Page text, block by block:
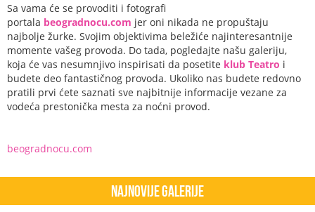
Sa vama će se provoditi i fotografi
portala beogradnocu.com jer oni nikada ne propuštaju
najbolje žurke. Svojim objektivima beležiće najinteresantnije
momente vašeg provoda. Do tada, pogledajte našu galeriju,
koja će vas nesumnjivo inspirisati da posetite klub Teatro i
budete deo fantastičnog provoda. Ukoliko nas budete redovno
pratili prvi ćete saznati sve najbitnije informacije vezane za
vodeća prestonička mesta za noćni provod.
beogradnocu.com
Najnovije Galerije